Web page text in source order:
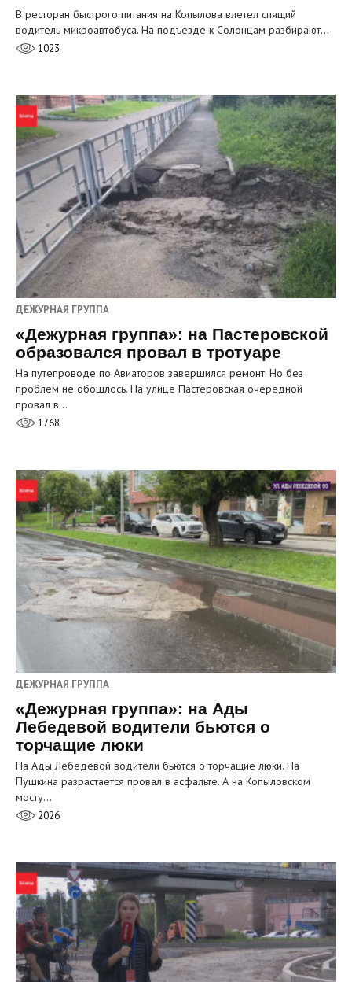
В ресторан быстрого питания на Копылова влетел спящий
водитель микроавтобуса. На подъезде к Солонцам разбирают…
1023
ДЕЖУРНАЯ ГРУППА
«Дежурная группа»: на Пастеровской
образовался провал в тротуаре
На путепроводе по Авиаторов завершился ремонт. Но без
проблем не обошлось. На улице Пастеровская очередной
провал в…
1768
ДЕЖУРНАЯ ГРУППА
«Дежурная группа»: на Ады
Лебедевой водители бьются о
торчащие люки
На Ады Лебедевой водители бьются о торчащие люки. На
Пушкина разрастается провал в асфальте. А на Копыловском
мосту…
2026